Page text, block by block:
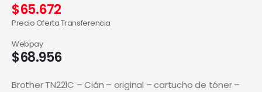
$65.672
Precio Oferta Transferencia
$68.956
Webpay
Brother TN221C – Cián – original – cartucho de tóner –